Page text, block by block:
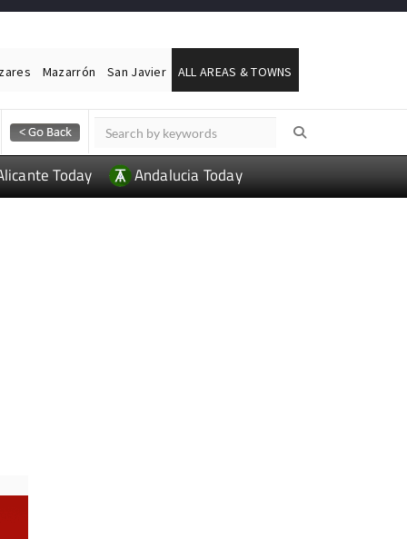
Mazarrón San Javier ALL AREAS & TOWNS
Today Andalucia Today